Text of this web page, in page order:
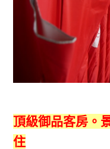
頂級御品客房。
住